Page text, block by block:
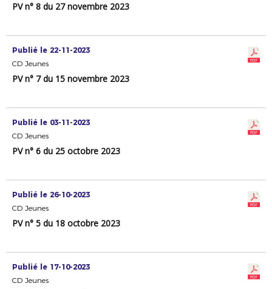
PV n° 8 du 27 novembre 2023
Publié le 22-11-2023
CD Jeunes
PV n° 7 du 15 novembre 2023
Publié le 03-11-2023
CD Jeunes
PV n° 6 du 25 octobre 2023
Publié le 26-10-2023
CD Jeunes
PV n° 5 du 18 octobre 2023
Publié le 17-10-2023
CD Jeunes